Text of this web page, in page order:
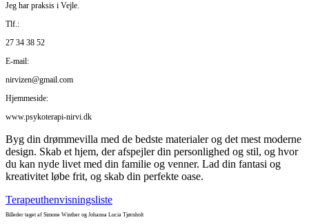
Jeg har praksis i Vejle.
Tlf.:
27 34 38 52
E-mail:
nirvizen@gmail.com
Hjemmeside:
www.psykoterapi-nirvi.dk
Byg din drømmevilla med de bedste materialer og det mest moderne
design. Skab et hjem, der afspejler din personlighed og stil, og hvor
du kan nyde livet med din familie og venner. Lad din fantasi og
kreativitet løbe frit, og skab din perfekte oase.
Terapeuthenvisningsliste
Billeder taget af Simone Winther og Johanna Lucia Tjørnholt